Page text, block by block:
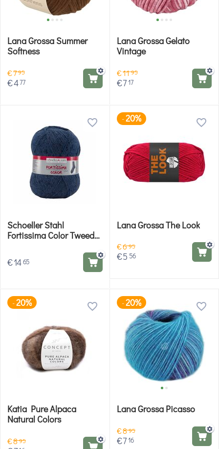
Lana Grossa Summer
Softness
€795
€477
Lana Grossa Gelato
Vintage
€1195
€717
Schoeller Stahl
Fortissima Color Tweed
€1465
-20%
Lana Grossa The Look
€695
€5 56
-20%
Katia Pure Alpaca
Natural Colors
€895
-20%
Lana Grossa Picasso
€895
€716